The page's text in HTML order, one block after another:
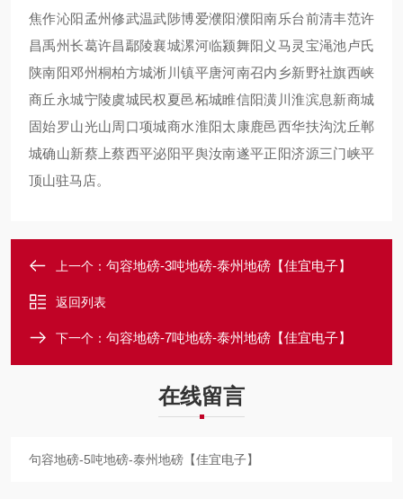
焦作沁阳孟州修武温武陟博爱濮阳濮阳南乐台前清丰范许
昌禹州长葛许昌鄢陵襄城漯河临颍舞阳义马灵宝渑池卢氏
陕南阳邓州桐柏方城淅川镇平唐河南召内乡新野社旗西峡
商丘永城宁陵虞城民权夏邑柘城睢信阳潢川淮滨息新商城
固始罗山光山周口项城商水淮阳太康鹿邑西华扶沟沈丘郸
城确山新蔡上蔡西平泌阳平舆汝南遂平正阳济源三门峡平
顶山驻马店。
上一个： 句容地磅-3吨地磅-泰州地磅【佳宜电子】
返回列表
下一个： 句容地磅-7吨地磅-泰州地磅【佳宜电子】
在线留言